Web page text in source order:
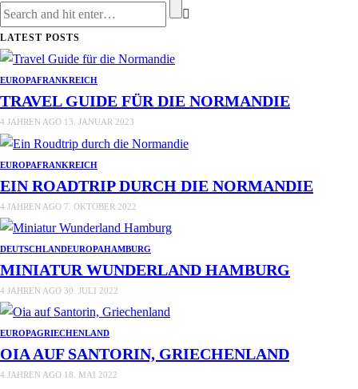
LATEST POSTS
EUROPAFRANKREICH
TRAVEL GUIDE FÜR DIE NORMANDIE
4 JAHREN AGO 13. JANUAR 2023
EUROPAFRANKREICH
EIN ROADTRIP DURCH DIE NORMANDIE
4 JAHREN AGO 7. OKTOBER 2022
DEUTSCHLANDEUROPAHAMBURG
MINIATUR WUNDERLAND HAMBURG
4 JAHREN AGO 30. JULI 2022
EUROPAGRIECHENLAND
OIA AUF SANTORIN, GRIECHENLAND
4 JAHREN AGO 18. MAI 2022